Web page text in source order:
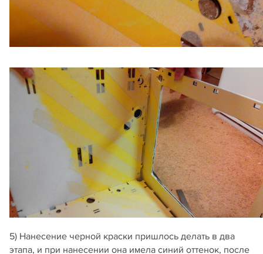
5) Нанесение черной краски пришлось делать в два
этапа, и при нанесении она имела синий оттенок, после